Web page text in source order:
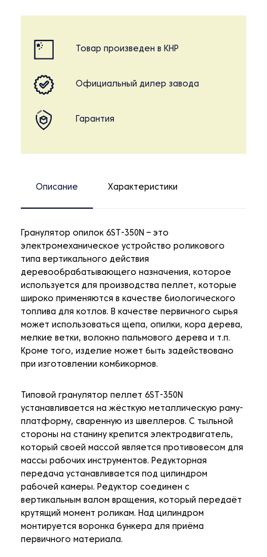
Товар произведен в КНР
Официальный дилер завода
Гарантия
Описание Характеристики
Гранулятор опилок 6ST-350N – это
электромеханическое устройство роликового
типа вертикального действия
деревообрабатывающего назначения, которое
используется для производства пеллет, которые
широко применяются в качестве биологического
топлива для котлов. В качестве первичного сырья
может использоваться щепа, опилки, кора дерева,
мелкие ветки, волокно пальмового дерева и т.п.
Кроме того, изделие может быть задействовано
при изготовлении комбикормов.
Типовой гранулятор пеллет 6ST-350N
устанавливается на жёсткую металлическую раму-
платформу, сваренную из швеллеров. С тыльной
стороны на станину крепится электродвигатель,
который своей массой является противовесом для
массы рабочих инструментов. Редукторная
передача устанавливается под цилиндром
рабочей камеры. Редуктор соединен с
вертикальным валом вращения, который передаёт
крутящий момент роликам. Над цилиндром
монтируется воронка бункера для приёма
первичного материала.